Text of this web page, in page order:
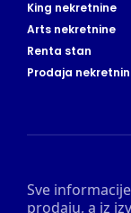
Sve
prodaju, a iz
King nekretnine
Arts nekretnine
Renta stan
Prodaja